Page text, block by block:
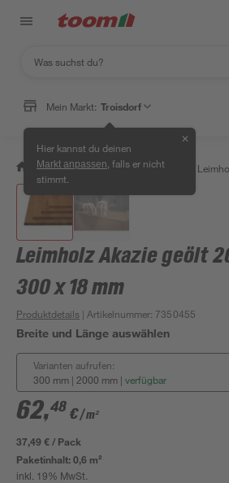
Mein Markt: Troisdorf
Hier kannst du deinen
Markt anpassen , falls er nicht
stimmt.
✕
/ Bauen & Renovieren / Holz
Leimholz Akazie geölt
300 x 18 mm
Produktdetails | Artikelnummer: 7350455
Breite und Länge auswählen
Varianten aufrufen:
300 mm | 2000 mm | verfügbar
62,48 €/ m²
37,49 € / Pack
Paketinhalt:0,6 m²
inkl. 19% MwSt.